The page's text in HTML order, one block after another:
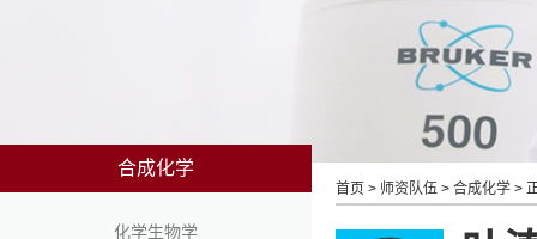
合成化学
化学生物学
首页 > 师资队伍 > 合成化学 >